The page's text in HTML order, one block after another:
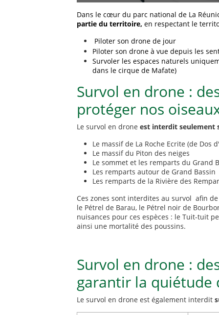
Dans le cœur du parc national de La
partie du territoire, en respectant le
Piloter son drone de jour
Piloter son drone à vue depuis les
Survoler les espaces naturels
dans le cirque de Mafate)
Survol en drone :
protéger nos
Le survol en drone est interdit seulement
Le massif de La Roche Ecrite (de Dos
Le massif du Piton des neiges
Le sommet et les remparts du Grand
Les remparts autour de Grand Bassin
Les remparts de la Rivière des
Ces zones sont interdites au survol afin
le Pétrel de Barau, le Pétrel noir de
nuisances pour ces espèces : le Tuit-tuit
ainsi une mortalité des poussins.
Survol en drone :
garantir la quiétude
Le survol en drone est également interdit